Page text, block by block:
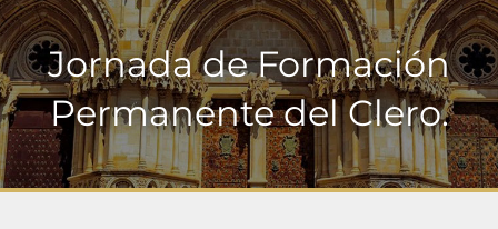
Jornada de Formación
Permanente del Clero.